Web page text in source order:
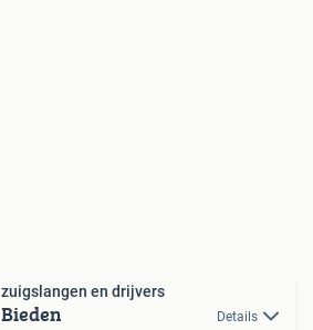
zuigslangen en drijvers
Bieden Details